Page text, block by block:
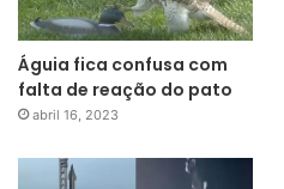
Águia fica confusa com
falta de reação do pato
abril 16, 2023